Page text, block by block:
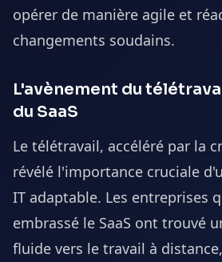
opérer de manière agile et
changements soudains.
L'avènement du
du SaaS
Le télétravail, accéléré par la
révélé l'importance cruciale
IT adaptable. Les entreprises
embrassé le SaaS ont trouvé
fluide vers le travail à